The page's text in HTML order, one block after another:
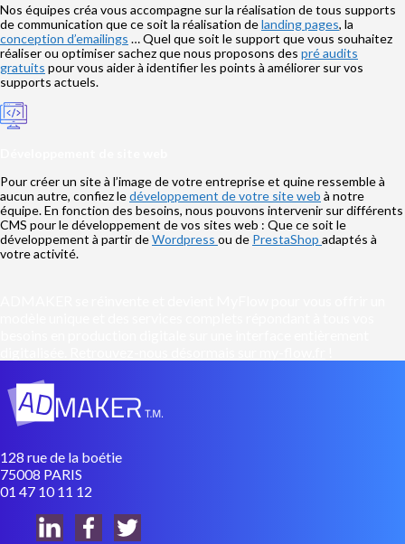
Nos équipes créa vous accompagne sur la réalisation de tous supports
de communication que ce soit la réalisation delanding pages, la
conception d’emailings … Quel que soit le support que vous souhaitez
réaliser ou optimiser sachez que nous proposons des pré audits
gratuits pour vous aider à identifier les points à améliorer sur vos
supports actuels.
Pour créer un site à l’image de votre entreprise et quine ressemble à
aucun autre, confiez ledéveloppement de votre site web à notre
équipe. En fonction des besoins, nous pouvons intervenir sur différents
CMS pour le développement de vos sites web : Que ce soit le
développement à partir deWordpress ou de PrestaShop adaptés à
votre activité.
128 rue de la boétie
75008 PARIS
01 47 10 11 12